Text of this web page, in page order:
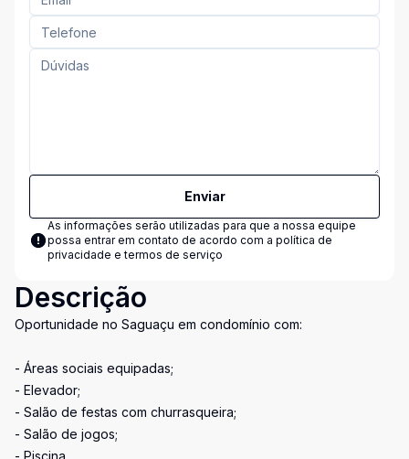
Enviar
As informações serão utilizadas para que a nossa equipe
possa entrar em contato de acordo com a política de
privacidade e termos de serviço
Descrição
Oportunidade no Saguaçu em condomínio com:
- Áreas sociais equipadas;
- Elevador;
- Salão de festas com churrasqueira;
- Salão de jogos;
- Piscina.